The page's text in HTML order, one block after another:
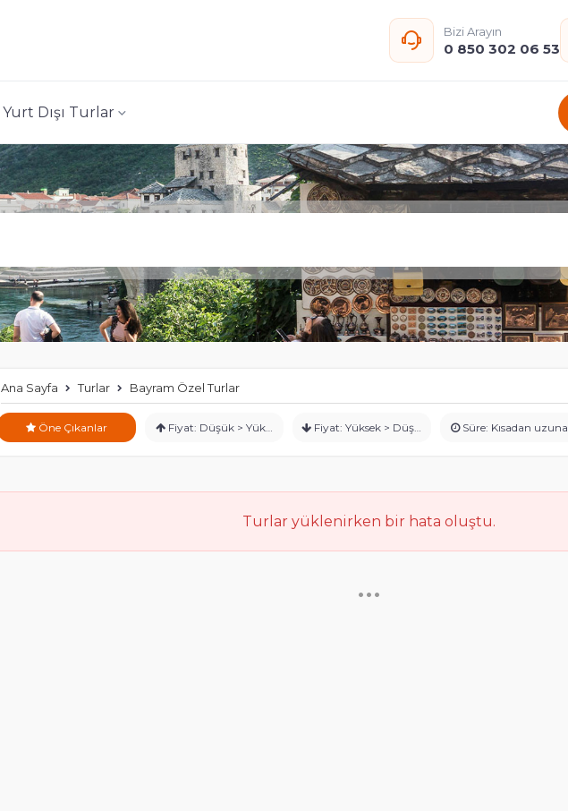
Bizi Arayın
0 850 302 06 53
Yurt Dışı Turlar
Ana Sayfa Turlar Bayram Özel Turlar
Öne Çıkanlar Fiyat: Düşük > Yüksek Fiyat: Yüksek > Düşük Süre: Kısadan uzuna
Turlar yüklenirken bir hata oluştu.
•••